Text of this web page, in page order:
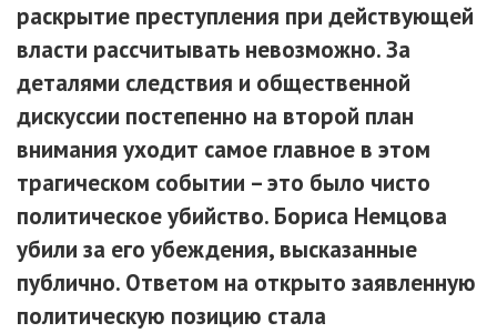
раскрытие преступления при действующей
власти рассчитывать невозможно. За
деталями следствия и общественной
дискуссии постепенно на второй план
внимания уходит самое главное в этом
трагическом событии – это было чисто
политическое убийство. Бориса Немцова
убили за его убеждения, высказанные
публично. Ответом на открыто заявленную
политическую позицию стала